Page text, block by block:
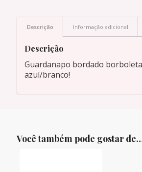
Descrição Informação adicional
Descrição
Guardanapo bordado
azul/branco!
Você também pode gostar